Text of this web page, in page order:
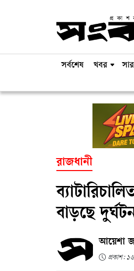
সর্বশেষ খবর
রাজধানী
বাড়ছে
আয়েশা
প্রকাশ: